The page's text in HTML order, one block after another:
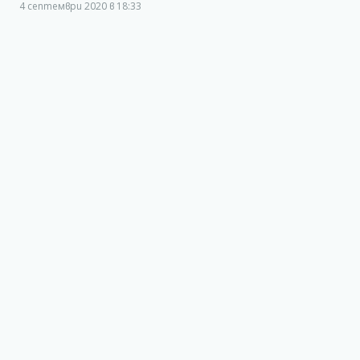
4 септември 2020 в 18:33